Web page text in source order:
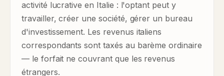
activité lucrative en Italie : l'optant peut y
travailler, créer une société, gérer un bureau
d'investissement. Les revenus italiens
correspondants sont taxés au barème ordinaire
— le forfait ne couvrant que les revenus
étrangers.